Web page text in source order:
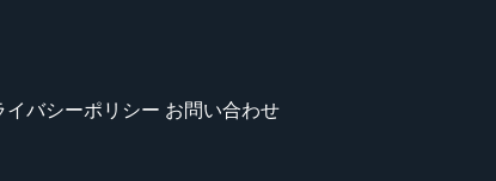
イバシーポリシー お問い合わせ